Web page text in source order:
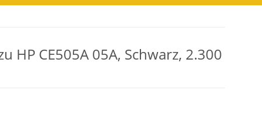
HP CE505A 05A, Schwarz, 2.300